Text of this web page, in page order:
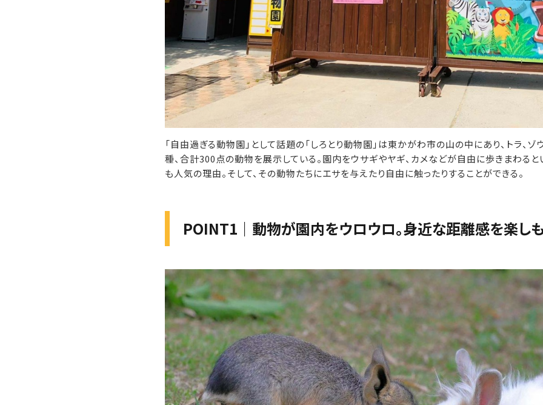
「自由過ぎる動物園」として話題の「しろとり動物園」は東かがわ市の山の中にあり、トラ、ゾ
種、合計300点の動物を展示している。園内をウサギやヤギ、カメなどが自由に歩きまわると
も人気の理由。そして、その動物たちにエサを与えたり自由に触ったりすることができる。
POINT1｜動物が園内をウロウロ。身近な距離感を楽し